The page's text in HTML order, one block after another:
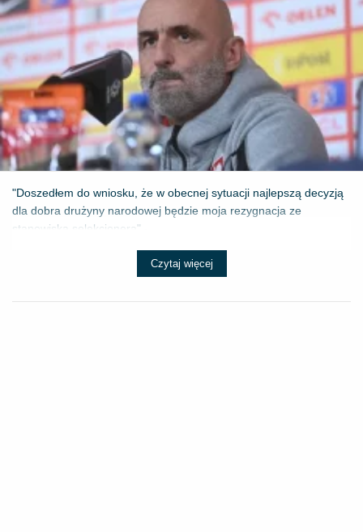
"Doszedłem do wniosku, że w obecnej sytuacji najlepszą decyzją
dla dobra drużyny narodowej będzie moja rezygnacja ze
stanowiska selekcjonera" - ...
Czytaj więcej